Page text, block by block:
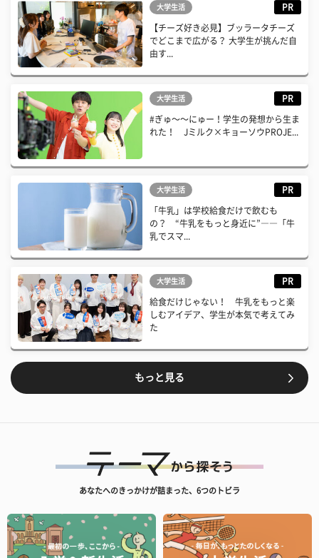
大学生活 PR
【チーズ好き必見】ブッラータチーズ
でどこまで広がる？ 大学生が挑んだ自
由す...
大学生活 PR
#ぎゅ〜〜にゅー！学生の発想から生ま
れた！ Jミルク×キョーソウPROJE...
大学生活 PR
「牛乳」は学校給食だけで飲むも
の？ “牛乳をもっと身近に”――「牛
乳でスマ...
大学生活 PR
給食だけじゃない！ 牛乳をもっと楽
しむアイデア、学生が本気で考えてみ
た
もっと見る
あなたへのきっかけが詰まった、6つのトビラ